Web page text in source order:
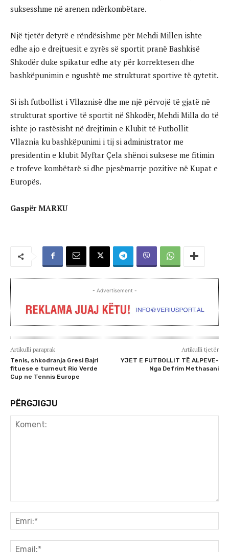
suksesshme në arenen ndërkombëtare.
Një tjetër detyrë e rëndësishme për Mehdi Millen ishte
edhe ajo e drejtuesit e zyrës së sportit pranë Bashkisë
Shkodër duke spikatur edhe aty për korrektesen dhe
bashkëpunimin e ngushtë me strukturat sportive të qytetit.
Si ish futbollist i Vllaznisë dhe me një përvojë të gjatë në
strukturat sportive të sportit në Shkodër, Mehdi Milla do të
ishte jo rastësisht në drejtimin e Klubit të Futbollit
Vllaznia ku bashkëpunimi i tij si administrator me
presidentin e klubit Myftar Çela shënoi suksese me fitimin
e trofeve kombëtarë si dhe pjesëmarrje pozitive në Kupat e
Europës.
Gaspër MARKU
- Advertisement -
Artikulli paraprak
Tenis, shkodranja Gresi Bajri
fituese e turneut Rio Verde
Cup ne Tennis Europe
Artikulli tjetër
YJET E FUTBOLLIT TË ALPEVE-
Nga Defrim Methasani
PËRGJIGJU